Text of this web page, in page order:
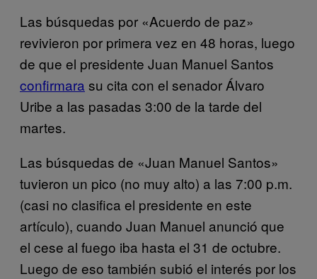
Las búsquedas por «Acuerdo de paz»
revivieron por primera vez en 48 horas, luego
de que el presidente Juan Manuel Santos
confirmara su cita con el senador Álvaro
Uribe a las pasadas 3:00 de la tarde del
martes.
Las búsquedas de «Juan Manuel Santos»
tuvieron un pico (no muy alto) a las 7:00 p.m.
(casi no clasifica el presidente en este
artículo), cuando Juan Manuel anunció que
el cese al fuego iba hasta el 31 de octubre.
Luego de eso también subió el interés por los